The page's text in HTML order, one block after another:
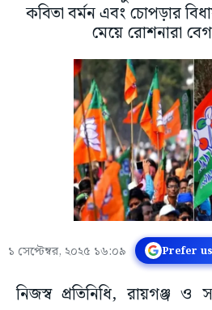
কবিতা বর্মন এবং চোপড়ার
মেয়ে রোশনারা
১ সেপ্টেম্বর, ২০২৫ ১৬:০৯ Prefer
নিজস্ব প্রতিনিধি, রায়গঞ্জ ও